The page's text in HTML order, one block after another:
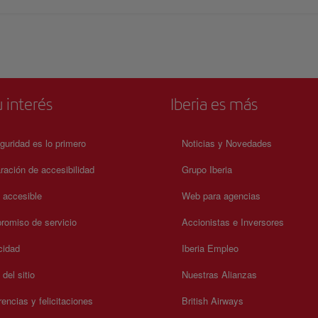
interés
es lo primero
de accesibilidad
accesible
de servicio
del sitio
y felicitaciones
Iberia es más
Noticias y Novedades
Grupo Iberia
Web para agencias
Accionistas e Inversores
Iberia Empleo
Nuestras Alianzas
British Airways